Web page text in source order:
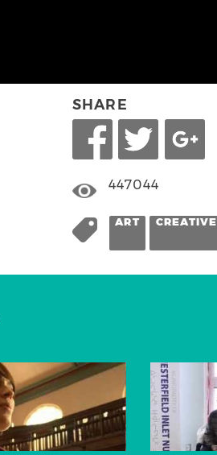
SHARE
447044
ART CREATIVE